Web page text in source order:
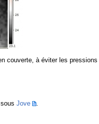
à éviter les
Jove .